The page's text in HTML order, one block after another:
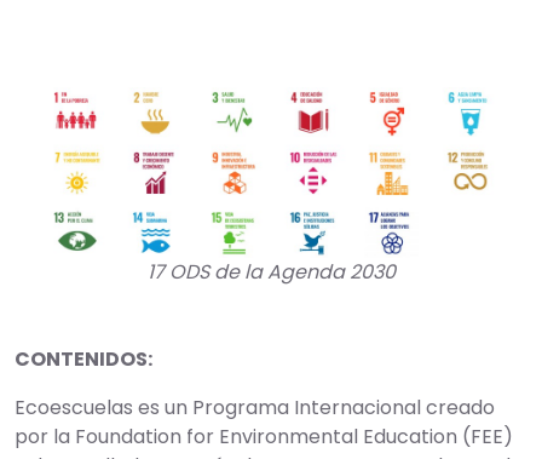
17 ODS de la Agenda 2030
CONTENIDOS:
Ecoescuelas es un Programa Internacional creado
por la Foundation for Environmental Education (FEE)